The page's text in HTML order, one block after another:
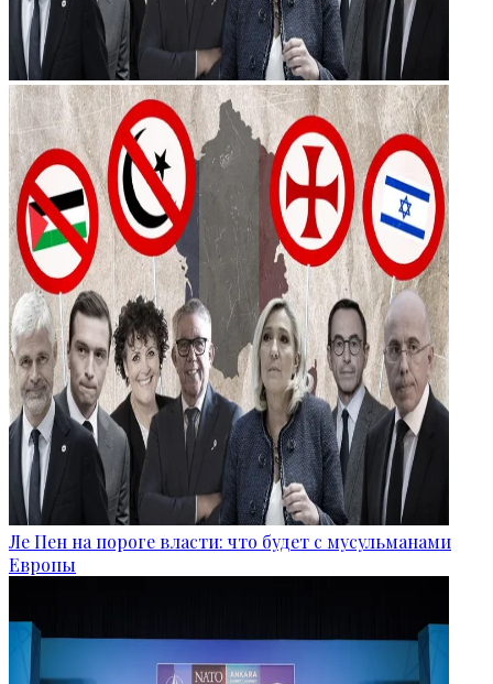
Ле Пен на пороге власти: что будет с мусульманами
Европы